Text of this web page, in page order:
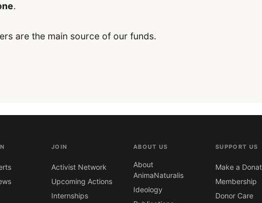
.
are the main source of our funds.
JOIN
Activist Network
Upcoming Actions
Internships
ABOUT US
About
AnimaNaturalis
Ideology
SUPPORT US
Make a
Membership
Donor Care